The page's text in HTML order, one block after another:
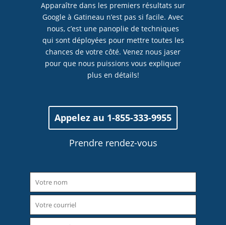
Apparaître dans les premiers résultats sur
Google à Gatineau n’est pas si facile. Avec
nous, c’est une panoplie de techniques
qui sont déployées pour mettre toutes les
chances de votre côté. Venez nous jaser
pour que nous puissions vous expliquer
plus en détails!
Appelez au 1-855-333-9955
Prendre rendez-vous